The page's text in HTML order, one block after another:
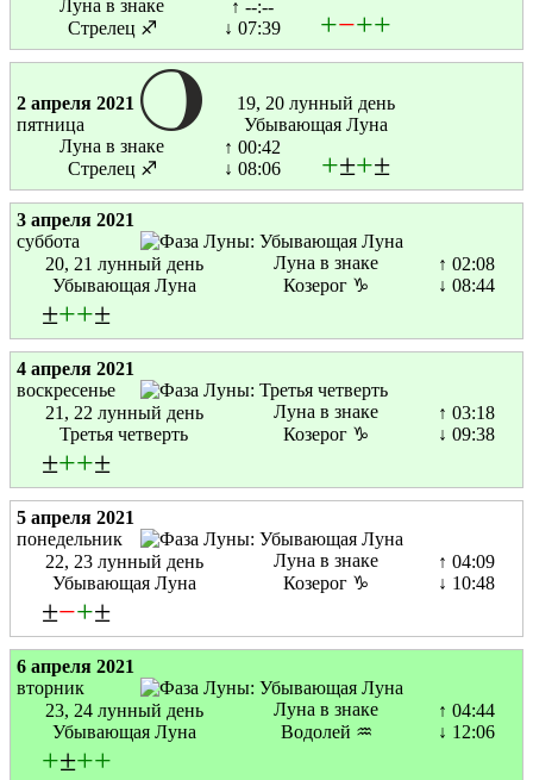
Луна в знаке
Стрелец ♐
↑ --:--
↓ 07:39
+−++
2 апреля 2021
пятница
19, 20 лунный день
Убывающая Луна
Луна в знаке
Стрелец ♐
↑ 00:42
↓ 08:06
+±+±
3 апреля 2021
суббота
20, 21 лунный день
Убывающая Луна
Луна в знаке
Козерог ♑
↑ 02:08
↓ 08:44
±++±
4 апреля 2021
воскресенье
21, 22 лунный день
Третья четверть
Луна в знаке
Козерог ♑
↑ 03:18
↓ 09:38
±++±
5 апреля 2021
понедельник
22, 23 лунный день
Убывающая Луна
Луна в знаке
Козерог ♑
↑ 04:09
↓ 10:48
±−+±
6 апреля 2021
вторник
23, 24 лунный день
Убывающая Луна
Луна в знаке
Водолей ♒
↑ 04:44
↓ 12:06
+±++